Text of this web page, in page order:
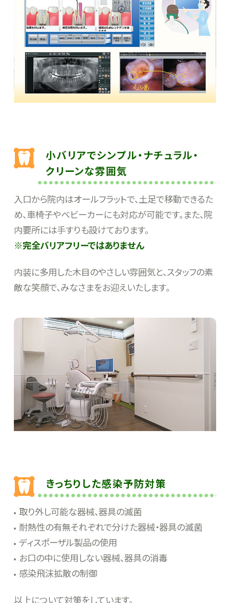
小バリアでシンプル・ナチュラル・
クリーンな雰囲気
入口から院内はオールフラットで、土足で移動できるた
め、車椅子やベビーカーにも対応が可能です。また、院
内要所には手すりも設けております。
※完全バリアフリーではありません
内装に多用した木目のやさしい雰囲気と、スタッフの素
敵な笑顔で、みなさまをお迎えいたします。
きっちりした感染予防対策
取り外し可能な器械、器具の滅菌
耐熱性の有無それぞれで分けた器械・器具の滅菌
ディスポーザル製品の使用
お口の中に使用しない器械、器具の消毒
感染飛沫拡散の制御
以上について対策をしています。